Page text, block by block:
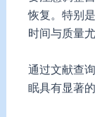
恢复。特别
时间与质量
通过文献查
眠具有显著